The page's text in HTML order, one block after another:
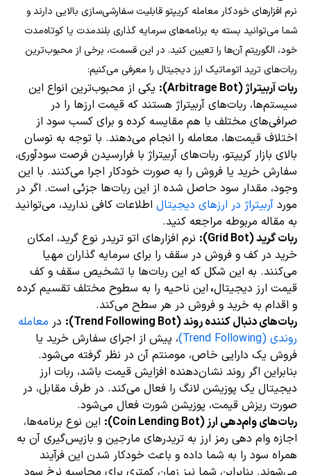
نرم افزارهای خودکار معامله کریپتو قابلیت سفارشی‌سازی بالایی دارند و
شما می‌توانید بسته به برنامه‌های سرمایه گذاری بلندمدت یا کوتاه‌مدت
خود، الگوریتم آن‌ها را تعیین کنید. در این قسمت، برخی از محبوب‌ترین
ربات‌های ترید اتوماتیک ارز دیجیتال را معرفی می‌کنیم:
ربات آربیتراژ (Arbitrage Bot):
یکی از محبوب‌ترین انواع این
سیستم‌ها، ربات‌های آربیتراژ هستند که قیمت ارزها را در
صرافی‌های مختلف با هم مقایسه کرده و برای کسب سود از
اختلاف قیمت‌ها، معامله را انجام می‌دهند. با توجه به نوسان
بالای بازار کریپتو، ربات‌های آربیتراژ با فرارسیدن فرصت سودآوری،
سفارش خرید یا فروش را به صورت خودکار اجرا می‌کنند. با این
وجود، مقدار سود حاصل شده از این ربات‌ها جزئی است. اگر در
مورد آربیتراژ در ارزهای دیجیتال اطلاعات کافی ندارید، می‌توانید
به مقاله مربوطه مراجعه کنید.
ربات گرید (Grid Bot):
نرم افزارهای اتو تریدر نوع گرید، امکان
خرید در کف و فروش در سقف را برای سرمایه گذاران مهیا
می‌کنند. به این شکل که این ربات‌ها با تشخیص سقف و کف
قیمت ارز دیجیتال، این ناحیه را به سطوح مختلف تقسیم کرده
و اقدام به خرید و فروش در هر سطح می‌کند.
ربات‌های دنبال کننده روند (Trend Following Bot):
در معامله
روندی (Trend Following)
، پیش از اجرای سفارش خرید یا
فروش یک دارایی خاص، مومنتم آن در نظر گرفته می‌شود.
بنابراین اگر روند نشان‌دهنده افزایش قیمت باشد، ربات ارز
دیجیتال یک پوزیشن لانگ را فعال می‌کند. در طرف مقابل، در
صورت ریزش قیمت، پوزیشن شورت فعال می‌شود.
ربات‌های وام‌دهی ارز (Coin Lending Bot):
این نوع برنامه‌ها،
اجازه وام دهی رمز ارز به تریدرهای مارجین و بازپس‌گیری آن به
همراه سود را به شما داده و باعث خودکار شدن این فرآیند